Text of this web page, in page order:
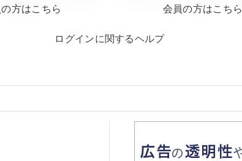
方はこちら 会員の方はこちら
ログインに関するヘルプ